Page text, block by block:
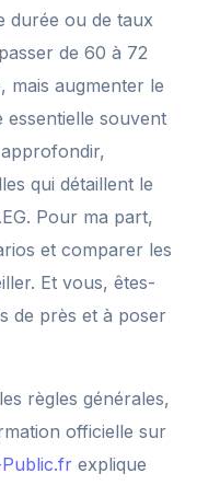
durée ou de taux
de 60 à 72
mais augmenter le
souvent
qui détaillent le
Pour ma part,
et comparer les
Et vous, êtes-
de près et à poser
règles générales,
officielle sur
explique